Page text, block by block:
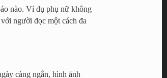
nào. Ví dụ phụ nữ không
người đọc một cách đa
càng ngắn, hình ảnh